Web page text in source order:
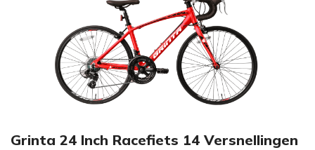
Grinta 24 Inch Racefiets 14 Versnellingen